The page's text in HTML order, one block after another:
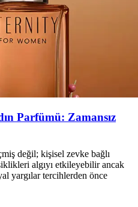
Parfümü: Zamansız
değil; kişisel zevke bağlı
algıyı etkileyebilir ancak
yargılar tercihlerden önce